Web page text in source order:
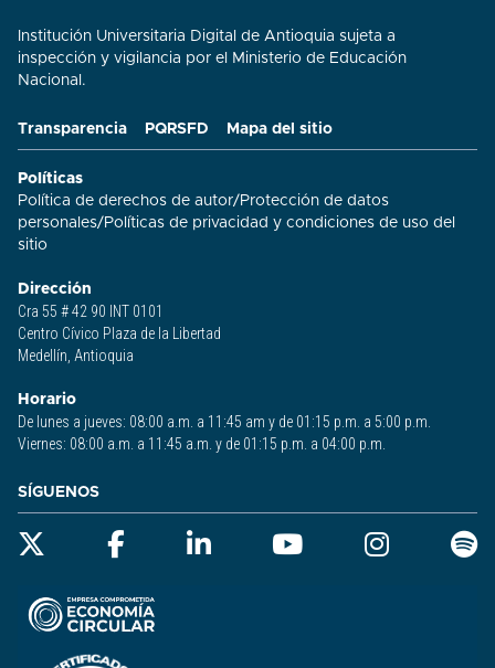
Transparencia PQRSFD Mapa del sitio
Políticas
Política de derechos de autor/ Protección de datos
personales/ Políticas de privacidad y condiciones de uso del
sitio​
Dirección
Cra 55 # 42 90 INT 0101
Centro Cívico Plaza de la Libertad
Medellín, Antioquia
Horario
De lunes a jueves: 08:00 a.m. a 11:45 am y de 01:15 p.m. a 5:00 p.m.
Viernes: 08:00 a.m. a 11:45 a.m. y de 01:15 p.m. a 04:00 p.m.
Institución Universitaria Digital de Antioquia sujeta a
inspección y vigilancia por el Ministerio de Educación
Nacional.
SÍGUENOS